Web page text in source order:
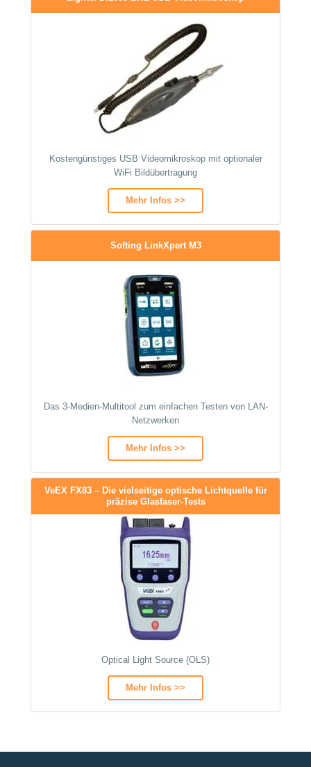
Kostengünstiges USB Videomikroskop mit optionaler
WiFi Bildübertragung
Mehr Infos >>
Softing LinkXpert M3
Das 3-Medien-Multitool zum einfachen Testen von LAN-
Netzwerken
Mehr Infos >>
VeEX FX83 – Die vielseitige optische Lichtquelle für
präzise Glasfaser-Tests
Optical Light Source (OLS)
Mehr Infos >>